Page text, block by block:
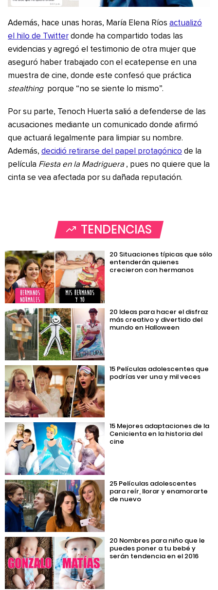
Además, hace unas horas, María Elena Ríos actualizó
el hilo de Twitter donde ha compartido todas las
evidencias y agregó el testimonio de otra mujer que
aseguró haber trabajado con el ecatepense en una
muestra de cine, donde este confesó que práctica
stealthing porque “no se siente lo mismo”.
Por su parte, Tenoch Huerta salió a defenderse de las
acusaciones mediante un comunicado donde afirmó
que actuará legalmente para limpiar su nombre.
Además, decidió retirarse del papel protagónico de la
película Fiesta en la Madriguera , pues no quiere que la
cinta se vea afectada por su dañada reputación.
TENDENCIAS
20 Situaciones típicas que sólo
entenderán quienes
crecieron con hermanos
20 Ideas para hacer el disfraz
más creativo y divertido del
mundo en Halloween
15 Películas adolescentes que
podrías ver una y mil veces
15 Mejores adaptaciones de la
Cenicienta en la historia del
cine
25 Películas adolescentes
para reír, llorar y enamorarte
de nuevo
20 Nombres para niño que le
puedes poner a tu bebé y
serán tendencia en el 2016